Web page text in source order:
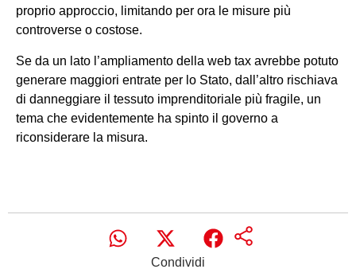
proprio approccio, limitando per ora le misure più
controverse o costose.
Se da un lato l’ampliamento della web tax avrebbe potuto
generare maggiori entrate per lo Stato, dall’altro rischiava
di danneggiare il tessuto imprenditoriale più fragile, un
tema che evidentemente ha spinto il governo a
riconsiderare la misura.
Condividi